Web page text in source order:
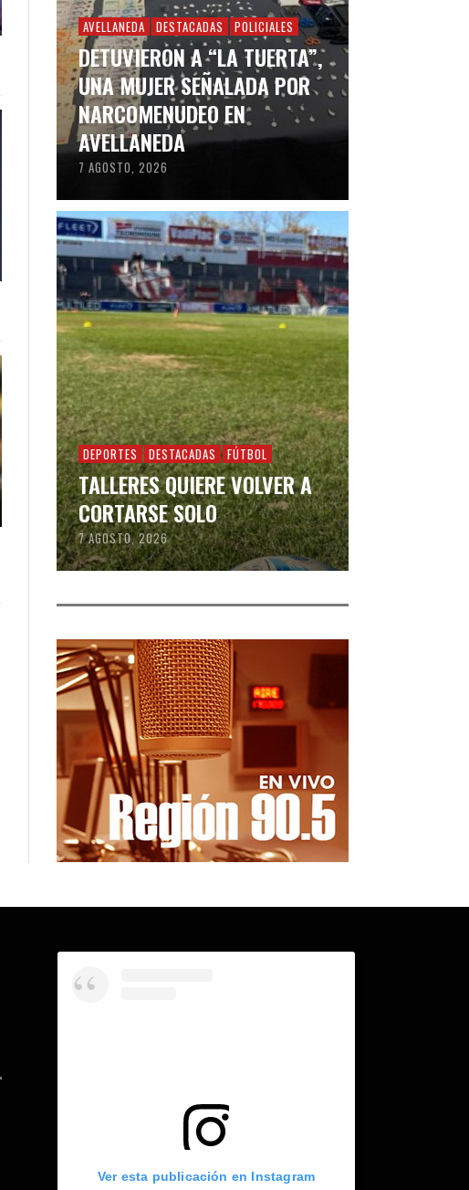
AVELLANEDA DESTACADAS POLICIALES
DETUVIERON A “LA TUERTA”,
UNA MUJER SEÑALADA POR
NARCOMENUDEO EN
AVELLANEDA
7 AGOSTO, 2026
DEPORTES DESTACADAS FÚTBOL
TALLERES QUIERE VOLVER A
CORTARSE SOLO
7 AGOSTO, 2026
Ver esta publicación en Instagram